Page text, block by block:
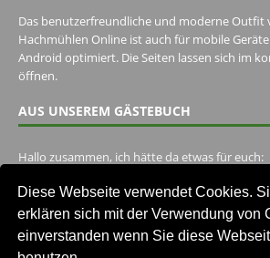
Diese Webseite verwendet Cookies.
erklären sich mit der Verwendung von
einverstanden wenn Sie diese
Das benutzerfreundliche und moderne Outfit
Hachmühlen Online ist auch für mobile
Android optimiert. Die Seiten lassen sich im
öffnen.
AUS UNSEREM GÄSTEBUCH
Hallo zusammen, ich hätte da etwas für euch:
Ich habe ein Jahr im Gasthaus Hugo Pape
Unser Gästebuch besuchen